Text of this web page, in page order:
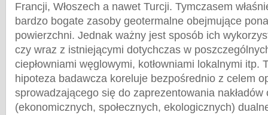
Francji, Włoszech a nawet Turcji. Tymczasem
bardzo bogate zasoby geotermalne obejmujące
powierzchni. Jednak ważny jest sposób ich
czy wraz z istniejącymi dotychczas w
ciepłowniami węglowymi, kotłowniami lokalnymi itp.
hipoteza badawcza koreluje bezpośrednio z celem
sprowadzającego się do zaprezentowania nakładów
(ekonomicznych, społecznych, ekologicznych)